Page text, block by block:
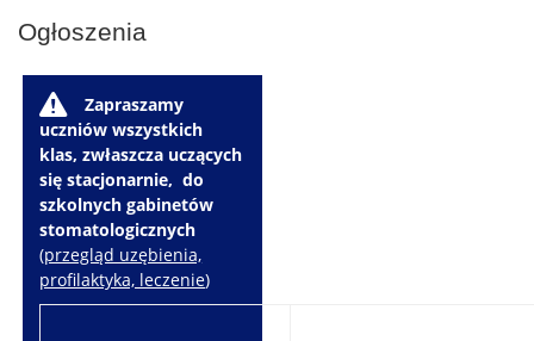
Ogłoszenia
W
Zapraszamy
uczniów wszystkich
klas, zwłaszcza uczących
się stacjonarnie, do
szkolnych gabinetów
stomatologicznych
(przegląd uzębienia,
profilaktyka, leczenie)